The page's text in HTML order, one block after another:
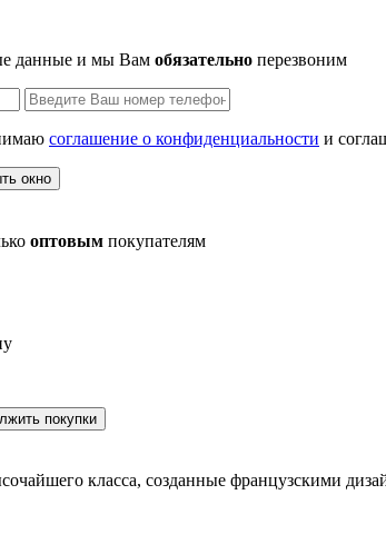
данные и мы Вам обязательно перезвоним
соглашение о конфиденциальности и
окно
оптовым покупателям
покупки
класса, созданные французскими